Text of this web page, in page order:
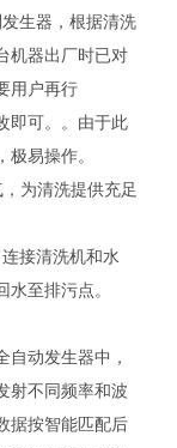
生器，根据清洗
机器出厂时已对
用户再行
可。。由于此
易操作。
为清洗提供充足
接清洗机和水
至排污点。
动发生器中，
射不同频率和波
据按智能匹配后